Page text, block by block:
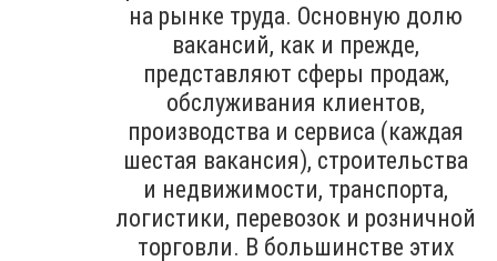
на рынке труда. Основную долю
вакансий, как и прежде,
представляют сферы продаж,
обслуживания клиентов,
производства и сервиса (каждая
шестая вакансия), строительства
и недвижимости, транспорта,
логистики, перевозок и розничной
торговли. В большинстве этих